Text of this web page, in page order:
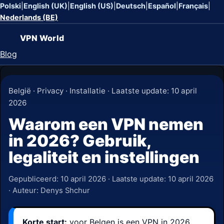
Polski English (UK) English (US) Deutsch Español Français
Nederlands (BE)
VPN World
Blog
België · Privacy · Installatie · Laatste update: 10 april
2026
Waarom een VPN nemen
in 2026? Gebruik,
legaliteit en instellingen
Gepubliceerd: 10 april 2026 · Laatste update: 10 april 2026
· Auteur: Denys Shchur
Korte start: voor Belgen is een VPN in 2026